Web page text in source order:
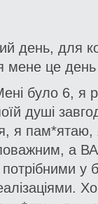
день, для
це день
було 6, я
душі
я пам*ятаю,
а
у